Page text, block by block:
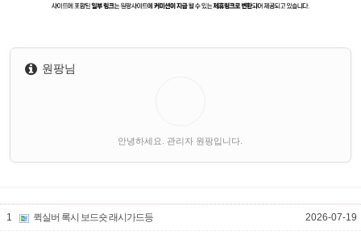
원팡님
안녕하세요. 관리자 원팡입니다.
1 퀵실버 록시 보드숏 래시가드등 2026-07-19